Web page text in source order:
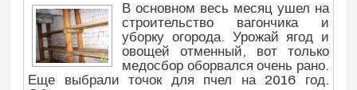
В основном весь месяц ушел на
строительство вагончика и
уборку огорода. Урожай ягод и
овощей отменный, вот только
медосбор оборвался очень рано.
Еще выбрали точок для пчел на 2016 год.